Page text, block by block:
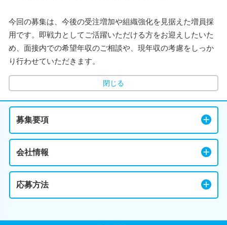
今回の募集は、今後の受注増加や組織強化を見据えた増員採
用です。即戦力としてご活躍いただける方をお迎えしたいた
め、面接内での希望年収のご相談や、現年収の考慮をしっか
り行わせていただきます。
閉じる
募集要項
会社情報
応募方法